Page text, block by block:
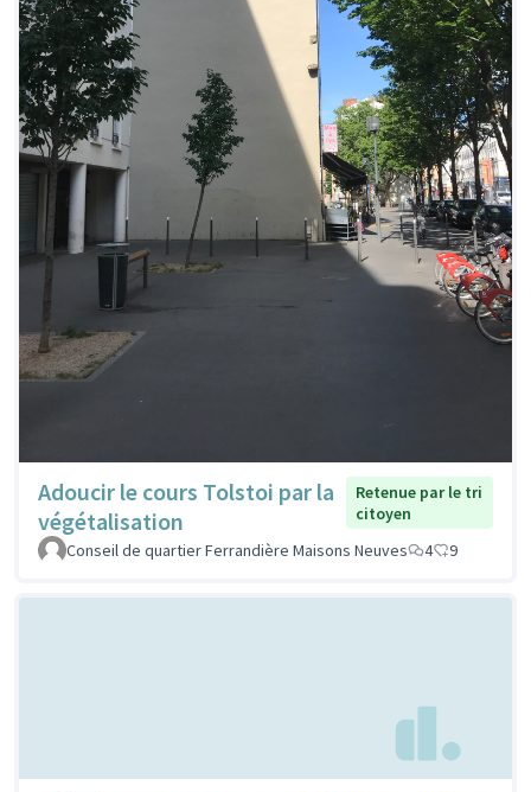
Adoucir le cours Tolstoi par la
végétalisation
Retenue par le tri
citoyen
Conseil de quartier Ferrandière Maisons Neuves
4 9